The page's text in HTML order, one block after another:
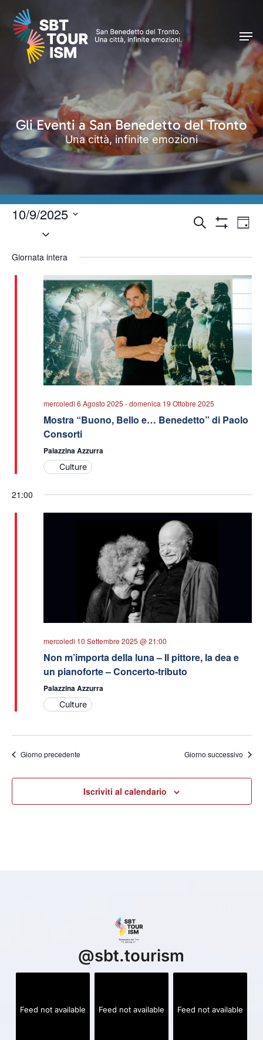
Skip
main
content
Gli Eventi a San Benedetto del Tronto
Una città, infinite emozioni
Eventi
e
viste
Cerca
10/9/2025
Seleziona
Giornata intera
mercoledì 6 Agosto 2025 -domenica 19 Ottobre 2025
Mostra “Buono, Bello e… Benedetto” di Paolo
Consorti
Palazzina Azzurra
Culture
21:00
mercoledì 10 Settembre 2025 @ 21:00
Non m’importa della luna – Il pittore, la dea e
un pianoforte – Concerto-tributo
Palazzina Azzurra
Culture
Giorno precedente Giorno successivo
Iscriviti al calendario
@sbt.tourism
Feed not available Feed not available Feed not available
Caricamento in corso...